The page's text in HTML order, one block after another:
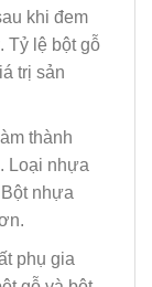
khi đem
Tỷ lệ bột gỗ
trị sản
thành
Loại nhựa
nhựa
phụ gia